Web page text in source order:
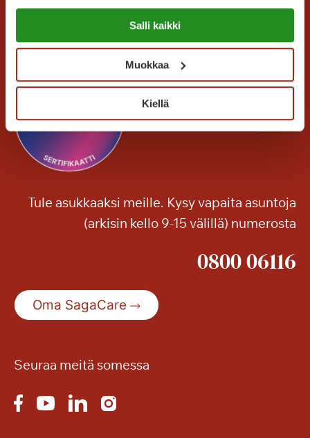
Lue lisää evästeistä:
https://sagacare.fi/evasteet/
Salli kaikki
Muokkaa
Kiellä
l
o
Kaikki yhteystiedot
Tule asukkaaksi meille. Kysy vapaita asuntoja
(arkisin kello 9-15 välillä) numerosta
0800 06116
Oma SagaCare
Seuraa meitä somessa